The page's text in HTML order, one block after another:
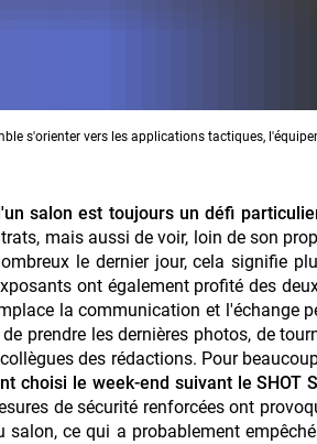
s'orienter vers les applications tactiques,
salon est toujours un défi
mais aussi de voir, loin de son
le dernier jour, cela signifie
ont également profité des
la communication et l'échange
prendre les dernières photos, de
des rédactions. Pour
choisi le week-end suivant le
de sécurité renforcées ont
ce qui a probablement